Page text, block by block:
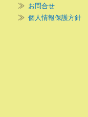
お問合せ
個人情報保護方針